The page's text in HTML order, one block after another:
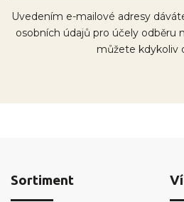
Uvedením e-mailové adresy
osobních údajů pro účely odběru
můžete kdykoliv
Sortiment